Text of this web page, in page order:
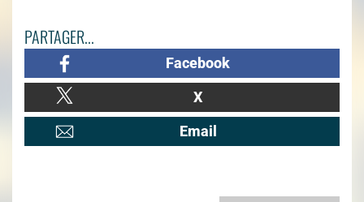
PARTAGER...
Facebook
X
Email